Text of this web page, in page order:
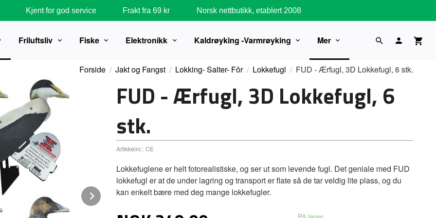
Kjent for god service Frakt fra 69 kr Norsk nettbutikk, etablert 2008
Friluftsliv Fiske Elektronikk Kaldrøyking -Varmrøyking Mer
Forside Jakt og Fangst Lokking- Salter- Fôr Lokkefugl FUD - Ærfugl, 3D Lokkefugl, 6 stk.
Next
FUD - Ærfugl, 3D Lokkefugl, 6
stk.
Artikkelnr.: CE
Lokkefuglene er helt fotorealistiske, og ser ut som levende fugl. Det geniale med FUD
lokkefugl er at de under lagring og transport er flate så de tar veldig lite plass, og du
kan enkelt bære med deg mange lokkefugler.